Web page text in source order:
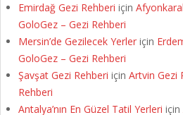
Emirdağ Gezi Rehberi için
GoloGez – Gezi Rehberi
Mersin’de Gezilecek Yerler için
GoloGez – Gezi Rehberi
Şavşat Gezi Rehberi için Artvin Gezi
Rehberi
Antalya’nın En Güzel Tatil Yerleri için